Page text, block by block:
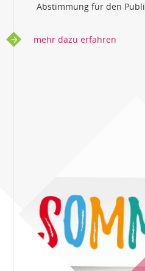
Abstimmung für den
mehr dazu erfahren